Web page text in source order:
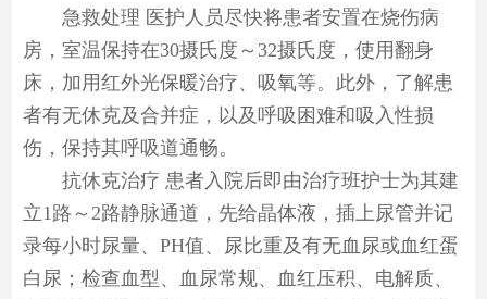
急救处理 医护人员尽快将患者安置在烧伤病
房，室温保持在30摄氏度～32摄氏度，使用翻身
床，加用红外光保暖治疗、吸氧等。此外，了解患
者有无休克及合并症，以及呼吸困难和吸入性损
伤，保持其呼吸道通畅。
抗休克治疗 患者入院后即由治疗班护士为其建
立1路～2路静脉通道，先给晶体液，插上尿管并记
录每小时尿量、PH值、尿比重及有无血尿或血红蛋
白尿；检查血型、血尿常规、血红压积、电解质、